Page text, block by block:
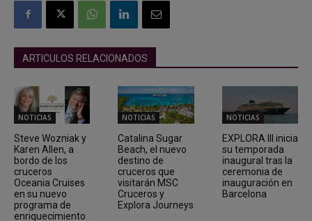
ARTICULOS RELACIONADOS
NOTICIAS
Steve Wozniak y
Karen Allen, a
bordo de los
cruceros
Oceania Cruises
en su nuevo
programa de
enriquecimiento
NOTICIAS
Catalina Sugar
Beach, el nuevo
destino de
cruceros que
visitarán MSC
Cruceros y
Explora Journeys
NOTICIAS
EXPLORA III inicia
su temporada
inaugural tras la
ceremonia de
inauguración en
Barcelona